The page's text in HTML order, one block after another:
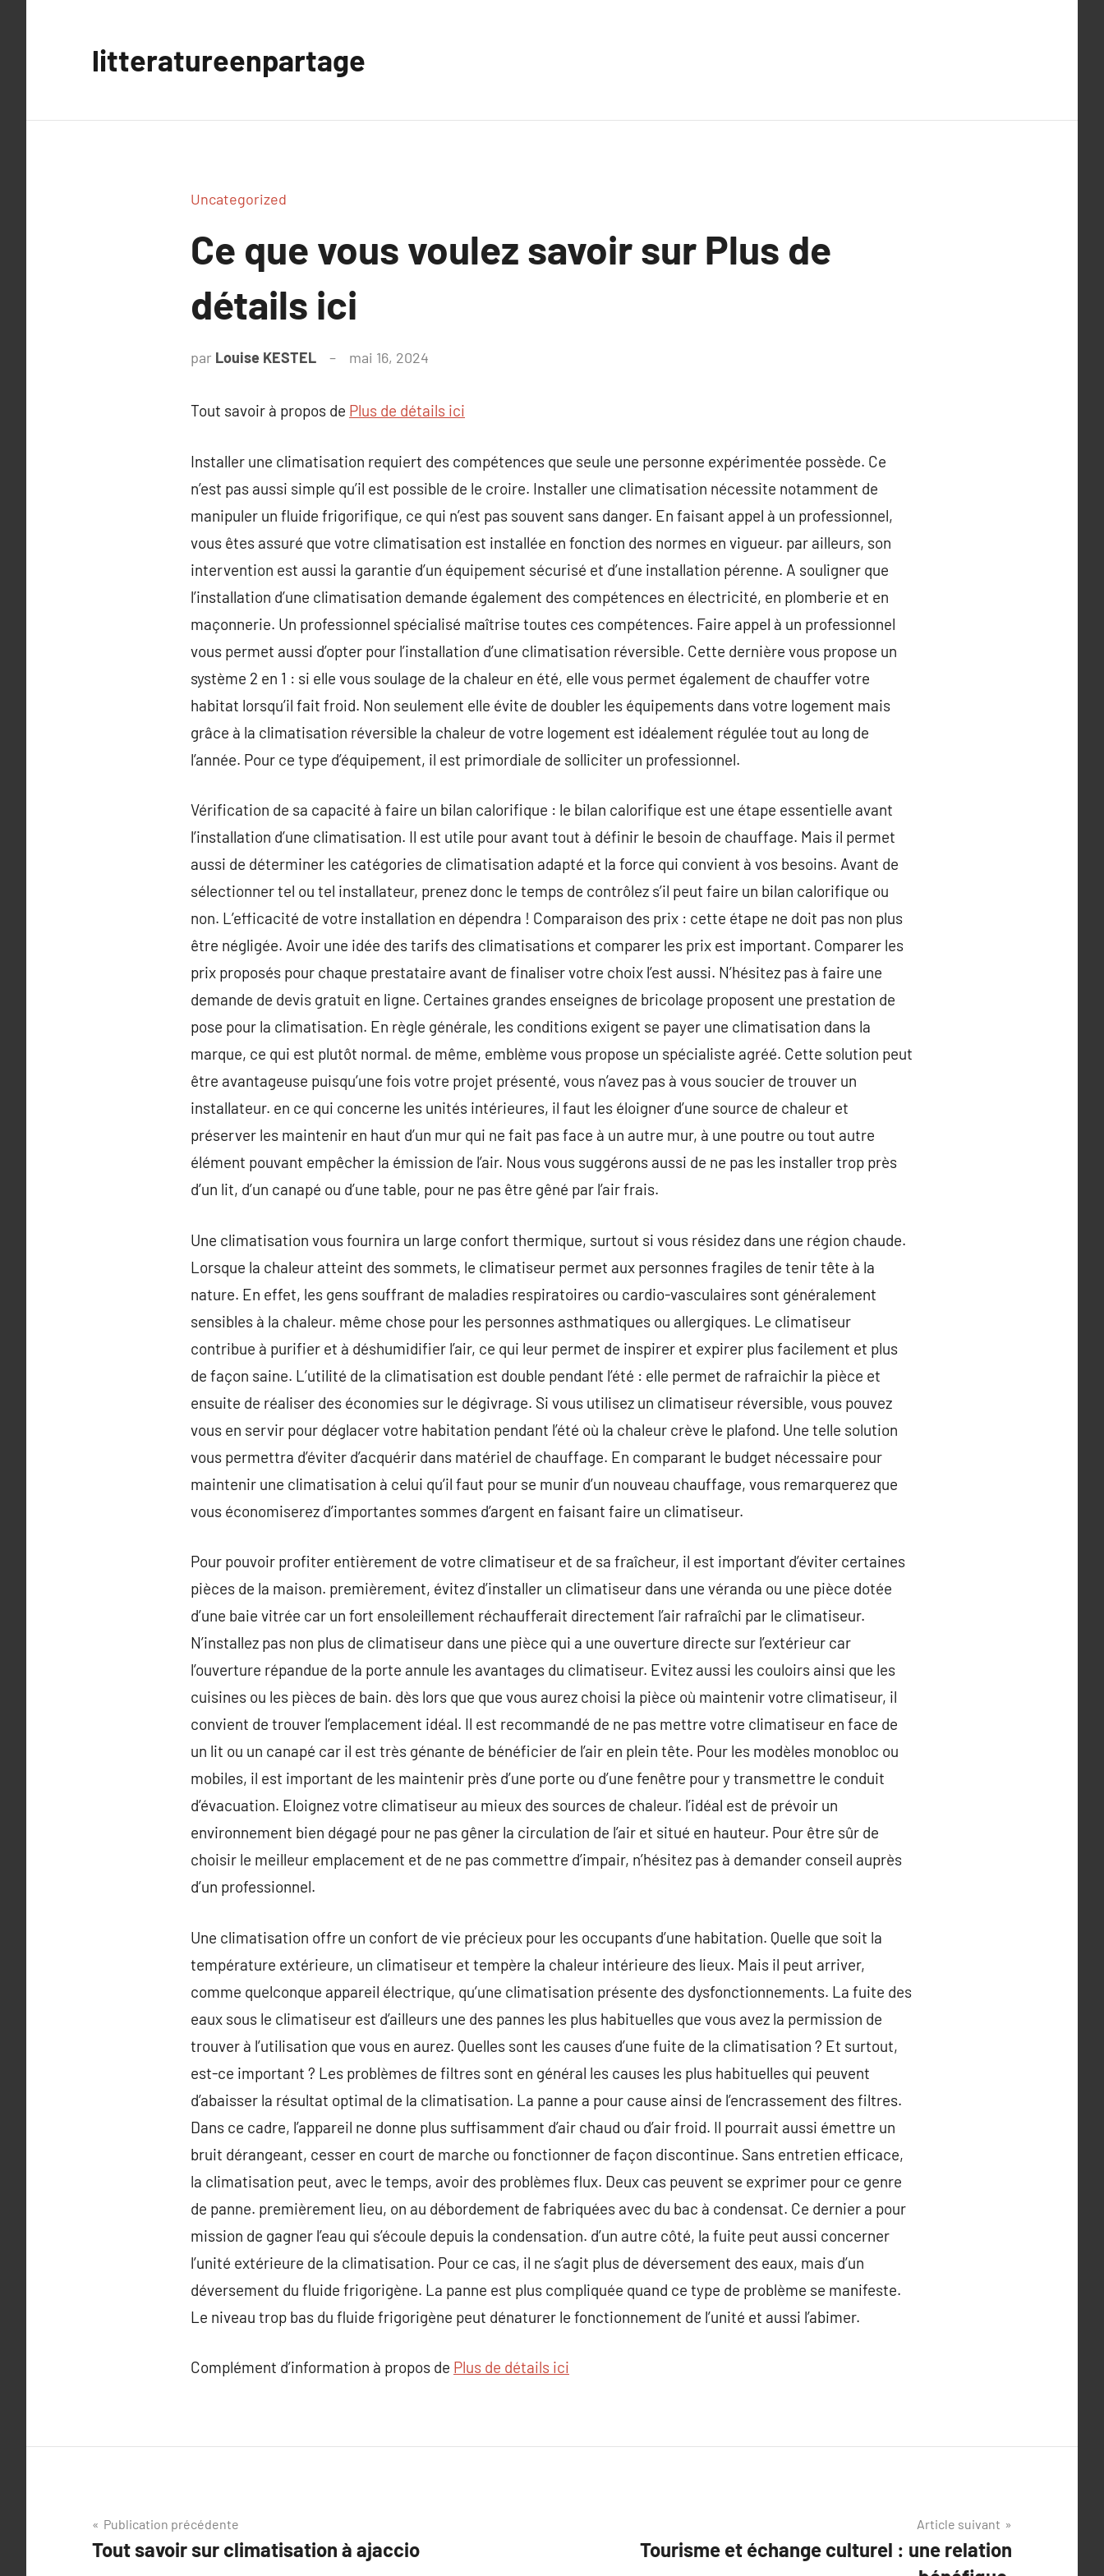
litteratureenpartage
Uncategorized
Ce que vous voulez savoir sur Plus de
détails ici
par Louise KESTEL mai 16, 2024
Tout savoir à propos de Plus de détails ici
Installer une climatisation requiert des compétences que seule une personne expérimentée possède. Ce
n’est pas aussi simple qu’il est possible de le croire. Installer une climatisation nécessite notamment de
manipuler un fluide frigorifique, ce qui n’est pas souvent sans danger. En faisant appel à un professionnel,
vous êtes assuré que votre climatisation est installée en fonction des normes en vigueur. par ailleurs, son
intervention est aussi la garantie d’un équipement sécurisé et d’une installation pérenne. A souligner que
l’installation d’une climatisation demande également des compétences en électricité, en plomberie et en
maçonnerie. Un professionnel spécialisé maîtrise toutes ces compétences. Faire appel à un professionnel
vous permet aussi d’opter pour l’installation d’une climatisation réversible. Cette dernière vous propose un
système 2 en 1 : si elle vous soulage de la chaleur en été, elle vous permet également de chauffer votre
habitat lorsqu’il fait froid. Non seulement elle évite de doubler les équipements dans votre logement mais
grâce à la climatisation réversible la chaleur de votre logement est idéalement régulée tout au long de
l’année. Pour ce type d’équipement, il est primordiale de solliciter un professionnel.
Vérification de sa capacité à faire un bilan calorifique : le bilan calorifique est une étape essentielle avant
l’installation d’une climatisation. Il est utile pour avant tout à définir le besoin de chauffage. Mais il permet
aussi de déterminer les catégories de climatisation adapté et la force qui convient à vos besoins. Avant de
sélectionner tel ou tel installateur, prenez donc le temps de contrôlez s’il peut faire un bilan calorifique ou
non. L’efficacité de votre installation en dépendra ! Comparaison des prix : cette étape ne doit pas non plus
être négligée. Avoir une idée des tarifs des climatisations et comparer les prix est important. Comparer les
prix proposés pour chaque prestataire avant de finaliser votre choix l’est aussi. N’hésitez pas à faire une
demande de devis gratuit en ligne. Certaines grandes enseignes de bricolage proposent une prestation de
pose pour la climatisation. En règle générale, les conditions exigent se payer une climatisation dans la
marque, ce qui est plutôt normal. de même, emblème vous propose un spécialiste agréé. Cette solution peut
être avantageuse puisqu’une fois votre projet présenté, vous n’avez pas à vous soucier de trouver un
installateur. en ce qui concerne les unités intérieures, il faut les éloigner d’une source de chaleur et
préserver les maintenir en haut d’un mur qui ne fait pas face à un autre mur, à une poutre ou tout autre
élément pouvant empêcher la émission de l’air. Nous vous suggérons aussi de ne pas les installer trop près
d’un lit, d’un canapé ou d’une table, pour ne pas être gêné par l’air frais.
Une climatisation vous fournira un large confort thermique, surtout si vous résidez dans une région chaude.
Lorsque la chaleur atteint des sommets, le climatiseur permet aux personnes fragiles de tenir tête à la
nature. En effet, les gens souffrant de maladies respiratoires ou cardio-vasculaires sont généralement
sensibles à la chaleur. même chose pour les personnes asthmatiques ou allergiques. Le climatiseur
contribue à purifier et à déshumidifier l’air, ce qui leur permet de inspirer et expirer plus facilement et plus
de façon saine. L’utilité de la climatisation est double pendant l’été : elle permet de rafraichir la pièce et
ensuite de réaliser des économies sur le dégivrage. Si vous utilisez un climatiseur réversible, vous pouvez
vous en servir pour déglacer votre habitation pendant l’été où la chaleur crève le plafond. Une telle solution
vous permettra d’éviter d’acquérir dans matériel de chauffage. En comparant le budget nécessaire pour
maintenir une climatisation à celui qu’il faut pour se munir d’un nouveau chauffage, vous remarquerez que
vous économiserez d’importantes sommes d’argent en faisant faire un climatiseur.
Pour pouvoir profiter entièrement de votre climatiseur et de sa fraîcheur, il est important d’éviter certaines
pièces de la maison. premièrement, évitez d’installer un climatiseur dans une véranda ou une pièce dotée
d’une baie vitrée car un fort ensoleillement réchaufferait directement l’air rafraîchi par le climatiseur.
N’installez pas non plus de climatiseur dans une pièce qui a une ouverture directe sur l’extérieur car
l’ouverture répandue de la porte annule les avantages du climatiseur. Evitez aussi les couloirs ainsi que les
cuisines ou les pièces de bain. dès lors que que vous aurez choisi la pièce où maintenir votre climatiseur, il
convient de trouver l’emplacement idéal. Il est recommandé de ne pas mettre votre climatiseur en face de
un lit ou un canapé car il est très génante de bénéficier de l’air en plein tête. Pour les modèles monobloc ou
mobiles, il est important de les maintenir près d’une porte ou d’une fenêtre pour y transmettre le conduit
d’évacuation. Eloignez votre climatiseur au mieux des sources de chaleur. l’idéal est de prévoir un
environnement bien dégagé pour ne pas gêner la circulation de l’air et situé en hauteur. Pour être sûr de
choisir le meilleur emplacement et de ne pas commettre d’impair, n’hésitez pas à demander conseil auprès
d’un professionnel.
Une climatisation offre un confort de vie précieux pour les occupants d’une habitation. Quelle que soit la
température extérieure, un climatiseur et tempère la chaleur intérieure des lieux. Mais il peut arriver,
comme quelconque appareil électrique, qu’une climatisation présente des dysfonctionnements. La fuite des
eaux sous le climatiseur est d’ailleurs une des pannes les plus habituelles que vous avez la permission de
trouver à l’utilisation que vous en aurez. Quelles sont les causes d’une fuite de la climatisation ? Et surtout,
est-ce important ? Les problèmes de filtres sont en général les causes les plus habituelles qui peuvent
d’abaisser la résultat optimal de la climatisation. La panne a pour cause ainsi de l’encrassement des filtres.
Dans ce cadre, l’appareil ne donne plus suffisamment d’air chaud ou d’air froid. Il pourrait aussi émettre un
bruit dérangeant, cesser en court de marche ou fonctionner de façon discontinue. Sans entretien efficace,
la climatisation peut, avec le temps, avoir des problèmes flux. Deux cas peuvent se exprimer pour ce genre
de panne. premièrement lieu, on au débordement de fabriquées avec du bac à condensat. Ce dernier a pour
mission de gagner l’eau qui s’écoule depuis la condensation. d’un autre côté, la fuite peut aussi concerner
l’unité extérieure de la climatisation. Pour ce cas, il ne s’agit plus de déversement des eaux, mais d’un
déversement du fluide frigorigène. La panne est plus compliquée quand ce type de problème se manifeste.
Le niveau trop bas du fluide frigorigène peut dénaturer le fonctionnement de l’unité et aussi l’abimer.
Complément d’information à propos de Plus de détails ici
Navigation
de
Publication précédente
Tout savoir sur climatisation à ajaccio
Article suivant
Tourisme et échange culturel : une relation